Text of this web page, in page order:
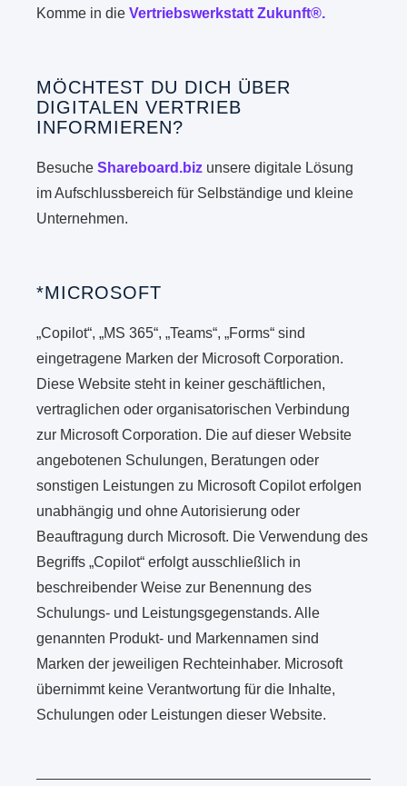
Komme in dieVertriebswerkstatt Zukunft®.
MÖCHTEST DU DICH ÜBER
DIGITALEN VERTRIEB
INFORMIEREN?
BesucheShareboard.biz unsere digitale Lösung
im Aufschlussbereich für Selbständige und kleine
Unternehmen.
*MICROSOFT
„Copilot“, „MS 365“, „Teams“, „Forms“ sind
eingetragene Marken der Microsoft Corporation.
Diese Website steht in keiner geschäftlichen,
vertraglichen oder organisatorischen Verbindung
zur Microsoft Corporation. Die auf dieser Website
angebotenen Schulungen, Beratungen oder
sonstigen Leistungen zu Microsoft Copilot erfolgen
unabhängig und ohne Autorisierung oder
Beauftragung durch Microsoft. Die Verwendung des
Begriffs „Copilot“ erfolgt ausschließlich in
beschreibender Weise zur Benennung des
Schulungs- und Leistungsgegenstands. Alle
genannten Produkt- und Markennamen sind
Marken der jeweiligen Rechteinhaber. Microsoft
übernimmt keine Verantwortung für die Inhalte,
Schulungen oder Leistungen dieser Website.